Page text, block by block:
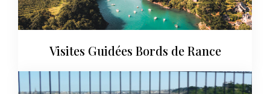
Visites Guidées Bords de Rance